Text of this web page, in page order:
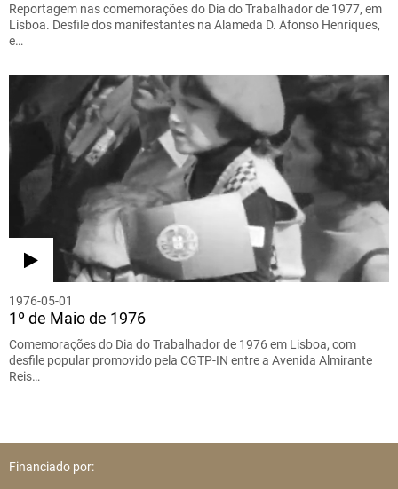
Reportagem nas comemorações do Dia do Trabalhador de 1977, em
Lisboa. Desfile dos manifestantes na Alameda D. Afonso Henriques,
e…
1976-05-01
1º de Maio de 1976
Comemorações do Dia do Trabalhador de 1976 em Lisboa, com
desfile popular promovido pela CGTP-IN entre a Avenida Almirante
Reis…
Financiado por: